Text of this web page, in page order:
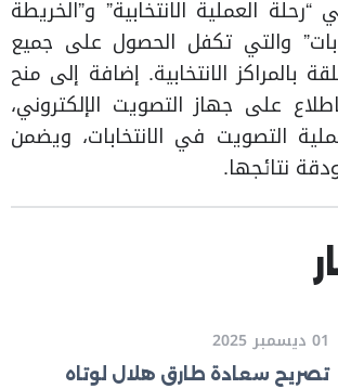
“رحلة العملية الانتخابية” و”الخريطة
والتي تكفل الحصول على جميع
بالمراكز الانتخابية. إضافة إلى منح
على جهاز التصويت الإلكتروني،
التصويت في الانتخابات، ويضمن
نتائجها.
01 ديسمبر 2025
تصريح سعادة طارق هلال لوتاه